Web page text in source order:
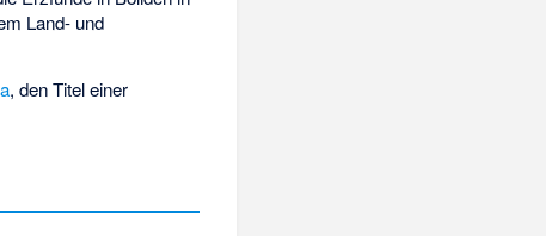
Land- und
, den Titel einer